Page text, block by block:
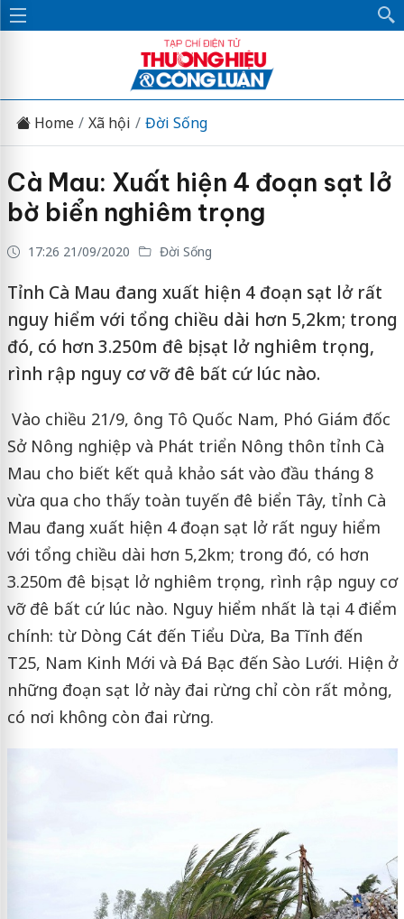
Home Xã hội Đời Sống
Cà Mau: Xuất hiện 4 đoạn sạt lở
bờ biển nghiêm trọng
17:26 21/09/2020 Đời Sống
Tỉnh Cà Mau đang xuất hiện 4 đoạn sạt lở rất
nguy hiểm với tổng chiều dài hơn 5,2km; trong
đó, có hơn 3.250m đê bị sạt lở nghiêm trọng,
rình rập nguy cơ vỡ đê bất cứ lúc nào.
Vào chiều 21/9, ông Tô Quốc Nam, Phó Giám đốc
Sở Nông nghiệp và Phát triển Nông thôn tỉnh Cà
Mau cho biết kết quả khảo sát vào đầu tháng 8
vừa qua cho thấy toàn tuyến đê biển Tây, tỉnh Cà
Mau đang xuất hiện 4 đoạn sạt lở rất nguy hiểm
với tổng chiều dài hơn 5,2km; trong đó, có hơn
3.250m đê bị sạt lở nghiêm trọng, rình rập nguy cơ
vỡ đê bất cứ lúc nào. Nguy hiểm nhất là tại 4 điểm
chính: từ Dòng Cát đến Tiểu Dừa, Ba Tĩnh đến
T25, Nam Kinh Mới và Đá Bạc đến Sào Lưới. Hiện ở
những đoạn sạt lở này đai rừng chỉ còn rất mỏng,
có nơi không còn đai rừng.